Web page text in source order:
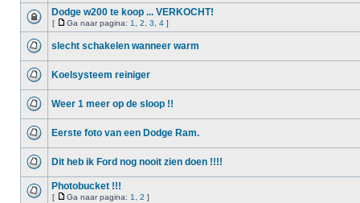
Dodge w200 te koop ... VERKOCHT!
[ Ga naar pagina: 1 2 3 4 ]
slecht schakelen wanneer warm
Koelsysteem reiniger
Weer 1 meer op de sloop !!
Eerste foto van een Dodge Ram.
Dit heb ik Ford nog nooit zien doen !!!!
Photobucket !!!
[ Ga naar pagina: 1 2 ]